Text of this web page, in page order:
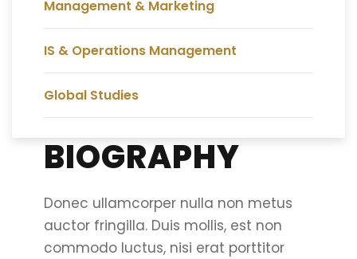
Management & Marketing
IS & Operations Management
Global Studies
BIOGRAPHY
Donec ullamcorper nulla non metus
auctor fringilla. Duis mollis, est non
commodo luctus, nisi erat porttitor